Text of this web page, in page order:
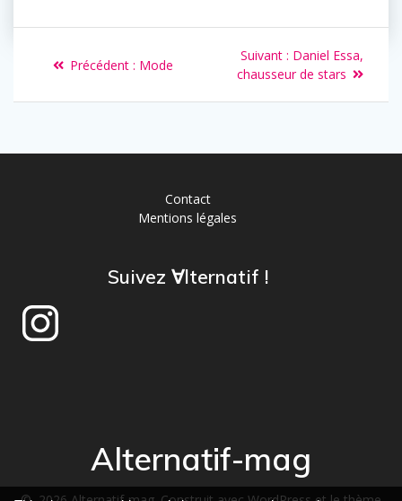
Précédent : Mode
Suivant : Daniel Essa,
chausseur de stars
Contact
Mentions légales
Suivez ∀lternatif !
Alternatif-mag